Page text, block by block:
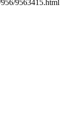
9563415.html